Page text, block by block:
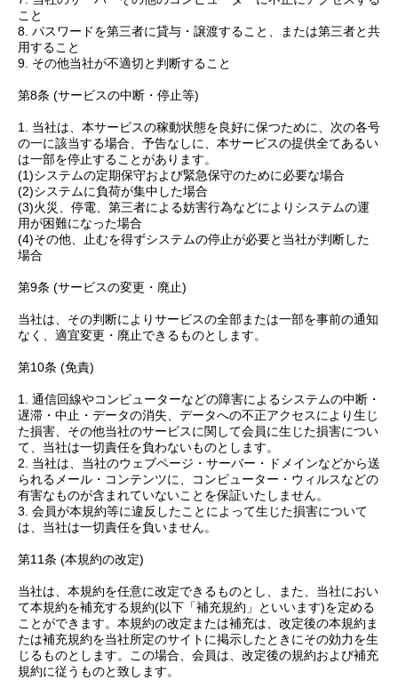
こと
8. パスワードを第三者に貸与・譲渡すること、または第三者と共
用すること
9. その他当社が不適切と判断すること
第8条 (サービスの中断・停止等)
1. 当社は、本サービスの稼動状態を良好に保つために、次の各号
の一に該当する場合、予告なしに、本サービスの提供全てあるい
は一部を停止することがあります。
(1)システムの定期保守および緊急保守のために必要な場合
(2)システムに負荷が集中した場合
(3)火災、停電、第三者による妨害行為などによりシステムの運
用が困難になった場合
(4)その他、止むを得ずシステムの停止が必要と当社が判断した
場合
第9条 (サービスの変更・廃止)
当社は、その判断によりサービスの全部または一部を事前の通知
なく、適宜変更・廃止できるものとします。
第10条 (免責)
1. 通信回線やコンピューターなどの障害によるシステムの中断・
遅滞・中止・データの消失、データへの不正アクセスにより生じ
た損害、その他当社のサービスに関して会員に生じた損害につい
て、当社は一切責任を負わないものとします。
2. 当社は、当社のウェブページ・サーバー・ドメインなどから送
られるメール・コンテンツに、コンピューター・ウィルスなどの
有害なものが含まれていないことを保証いたしません。
3. 会員が本規約等に違反したことによって生じた損害について
は、当社は一切責任を負いません。
第11条 (本規約の改定)
当社は、本規約を任意に改定できるものとし、また、当社におい
て本規約を補充する規約(以下「補充規約」といいます)を定める
ことができます。本規約の改定または補充は、改定後の本規約ま
たは補充規約を当社所定のサイトに掲示したときにその効力を生
じるものとします。この場合、会員は、改定後の規約および補充
規約に従うものと致します。